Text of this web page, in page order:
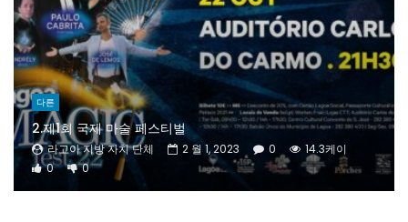
다른
2.제1회 국제 마술 페스티벌
라고아 지방 자치 단체 2 월 1, 2023 0
14.3케이
0
0